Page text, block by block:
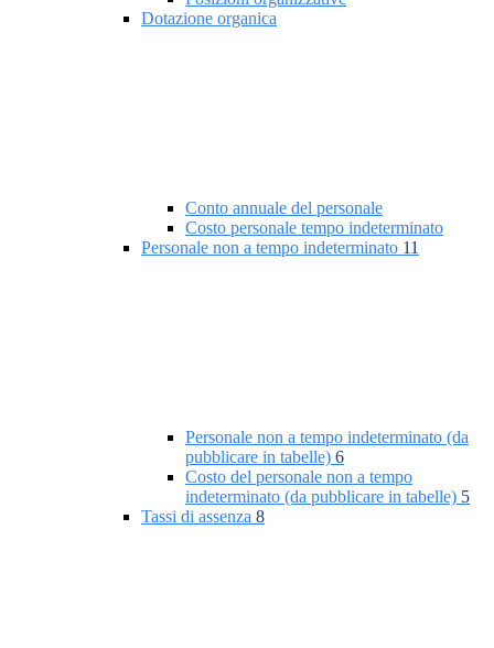
Dotazione organica
Conto annuale del personale
Costo personale tempo indeterminato
Personale non a tempo indeterminato 11
Personale non a tempo indeterminato (da
pubblicare in tabelle) 6
Costo del personale non a tempo
indeterminato (da pubblicare in tabelle) 5
Tassi di assenza 8